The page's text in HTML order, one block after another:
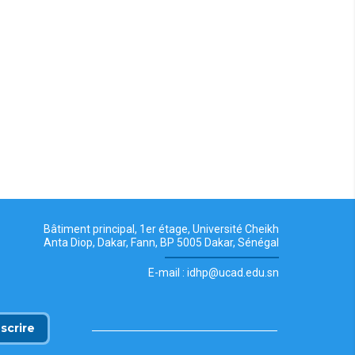
Bâtiment principal, 1er étage, Université Cheikh
Anta Diop, Dakar, Fann, BP 5005 Dakar, Sénégal
E-mail : idhp@ucad.edu.sn